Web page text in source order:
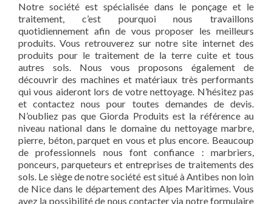
Notre société est spécialisée dans le ponçage et le
traitement, c’est pourquoi nous travaillons
quotidiennement afin de vous proposer les meilleurs
produits. Vous retrouverez sur notre site internet des
produits pour le traitement de la terre cuite et tous
autres sols. Nous vous proposons également de
découvrir des machines et matériaux très performants
qui vous aideront lors de votre nettoyage. N’hésitez pas
et contactez nous pour toutes demandes de devis.
N’oubliez pas que Giorda Produits est la référence au
niveau national dans le domaine du nettoyage marbre,
pierre, béton, parquet en vous et plus encore. Beaucoup
de professionnels nous font confiance : marbriers,
ponceurs, parqueteurs et entreprises de traitements des
sols. Le siège de notre société est situé à Antibes non loin
de Nice dans le département des Alpes Maritimes. Vous
avez la possibilité de nous contacter via notre formulaire